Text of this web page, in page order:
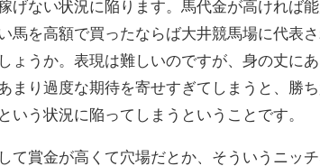
げない状況に陥ります。馬代金が高ければ
馬を高額で買ったならば大井競馬場に代表
ょうか。表現は難しいのですが、身の丈に
まり過度な期待を寄せすぎてしまうと、勝
いう状況に陥ってしまうということです。
て賞金が高くて穴場だとか、そういうニッ